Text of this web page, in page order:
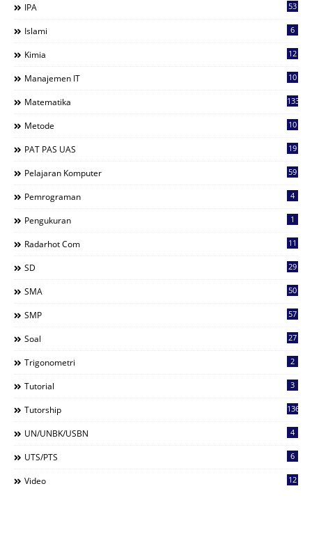
IPA 53
Islami 6
Kimia 12
Manajemen IT 10
Matematika 133
Metode 10
PAT PAS UAS 19
Pelajaran Komputer 59
Pemrograman 4
Pengukuran 1
Radarhot Com 11
SD 29
SMA 50
SMP 57
Soal 27
Trigonometri 2
Tutorial 3
Tutorship 136
UN/UNBK/USBN 4
UTS/PTS 6
Video 12